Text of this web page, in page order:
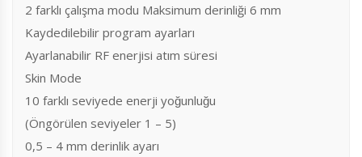
2 farklı çalışma modu Maksimum derinliği 6 mm
Kaydedilebilir program ayarları
Ayarlanabilir RF enerjisi atım süresi
Skin Mode
10 farklı seviyede enerji yoğunluğu
(Öngörülen seviyeler 1 – 5)
0,5 – 4 mm derinlik ayarı